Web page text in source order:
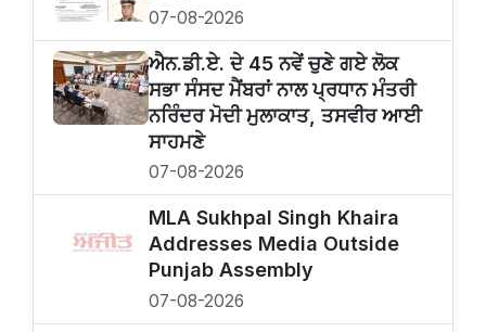
07-08-2026
ਐਨ.ਡੀ.ਏ. ਦੇ 45 ਨਵੇਂ ਚੁਣੇ ਗਏ ਲੋਕ
ਸਭਾ ਸੰਸਦ ਮੈਂਬਰਾਂ ਨਾਲ ਪ੍ਰਧਾਨ ਮੰਤਰੀ
ਨਰਿੰਦਰ ਮੋਦੀ ਮੁਲਾਕਾਤ, ਤਸਵੀਰ ਆਈ
ਸਾਹਮਣੇ
07-08-2026
MLA Sukhpal Singh Khaira
Addresses Media Outside
Punjab Assembly
07-08-2026